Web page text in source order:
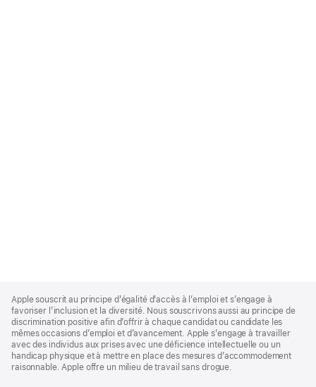
Footer
Apple souscrit au principe d’égalité d’accès à l’emploi et s’engage à
favoriser l’inclusion et la diversité. Nous souscrivons aussi au principe de
discrimination positive afin d’offrir à chaque candidat ou candidate les
mêmes occasions d’emploi et d’avancement. Apple s’engage à travailler
avec des individus aux prises avec une déficience intellectuelle ou un
handicap physique et à mettre en place des mesures d’accommodement
raisonnable. Apple offre un milieu de travail sans drogue.